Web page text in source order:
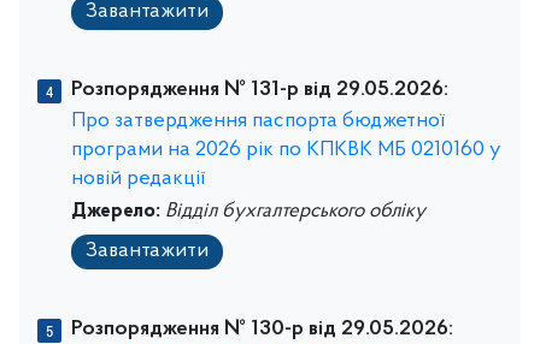
Завантажити
Розпорядження № 131-р від 29.05.2026:
Про затвердження паспорта бюджетної
програми на 2026 рік по КПКВК МБ 0210160 у
новій редакції
Джерело: Відділ бухгалтерського обліку
Завантажити
Розпорядження № 130-р від 29.05.2026: